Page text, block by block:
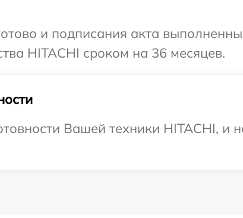
и подписания акта
HITACHI сроком на 36 месяцев.
Вашей техники HITACHI, и